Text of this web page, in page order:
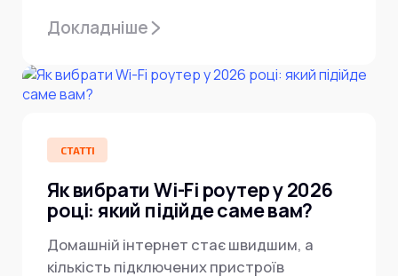
перехоплювати одноразові коди,
Докладніше
СТАТТІ
Як вибрати Wi-Fi роутер у 2026
році: який підійде саме вам?
Домашній інтернет стає швидшим, а
кількість підключених пристроїв